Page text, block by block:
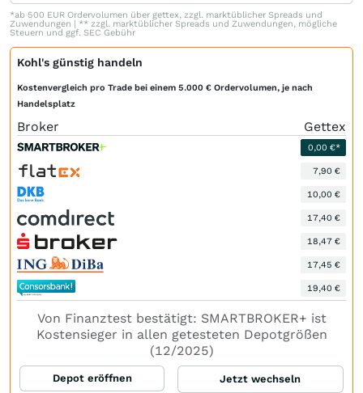
*ab 500 EUR Ordervolumen über gettex, zzgl. marktüblicher Spreads und
Zuwendungen | ** zzgl. marktüblicher Spreads und Zuwendungen, mögliche
Steuern und ggf. SEC Gebühr
Kohl's günstig handeln
Kostenvergleich pro Trade bei einem 5.000 € Ordervolumen, je nach
Handelsplatz
Broker Gettex
0,00 €*
7,90 €
10,00 €
17,40 €
18,47 €
17,45 €
19,40 €
Von Finanztest bestätigt: SMARTBROKER+ ist
Kostensieger in allen getesteten Depotgrößen
(12/2025)
Depot eröffnen Jetzt wechseln